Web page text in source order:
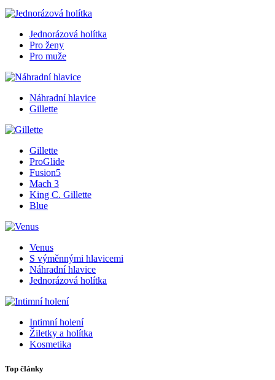
Jednorázová holítka
Pro ženy
Pro muže
Náhradní hlavice
Gillette
Gillette
ProGlide
Fusion5
Mach 3
King C. Gillette
Blue
Venus
S výměnnými hlavicemi
Náhradní hlavice
Jednorázová holítka
Intimní holení
Žiletky a holítka
Kosmetika
Top články